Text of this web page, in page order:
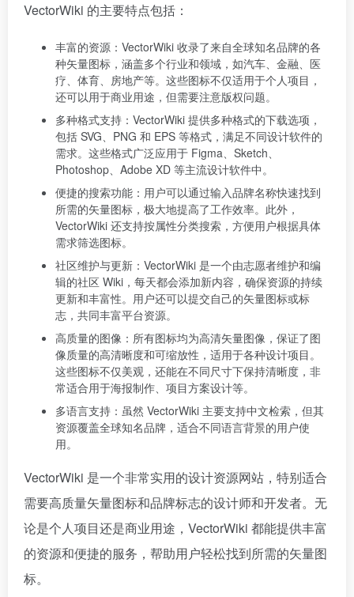
VectorWiki 的主要特点包括：
丰富的资源：VectorWiki 收录了来自全球知名品牌的各
种矢量图标，涵盖多个行业和领域，如汽车、金融、医
疗、体育、房地产等。这些图标不仅适用于个人项目，
还可以用于商业用途，但需要注意版权问题。
多种格式支持：VectorWiki 提供多种格式的下载选项，
包括 SVG、PNG 和 EPS 等格式，满足不同设计软件的
需求。这些格式广泛应用于 Figma、Sketch、
Photoshop、Adobe XD 等主流设计软件中。
便捷的搜索功能：用户可以通过输入品牌名称快速找到
所需的矢量图标，极大地提高了工作效率。此外，
VectorWiki 还支持按属性分类搜索，方便用户根据具体
需求筛选图标。
社区维护与更新：VectorWiki 是一个由志愿者维护和编
辑的社区 Wiki，每天都会添加新内容，确保资源的持续
更新和丰富性。用户还可以提交自己的矢量图标或标
志，共同丰富平台资源。
高质量的图像：所有图标均为高清矢量图像，保证了图
像质量的高清晰度和可缩放性，适用于各种设计项目。
这些图标不仅美观，还能在不同尺寸下保持清晰度，非
常适合用于海报制作、项目方案设计等。
多语言支持：虽然 VectorWiki 主要支持中文检索，但其
资源覆盖全球知名品牌，适合不同语言背景的用户使
用。
VectorWiki 是一个非常实用的设计资源网站，特别适合
需要高质量矢量图标和品牌标志的设计师和开发者。无
论是个人项目还是商业用途，VectorWiki 都能提供丰富
的资源和便捷的服务，帮助用户轻松找到所需的矢量图
标。